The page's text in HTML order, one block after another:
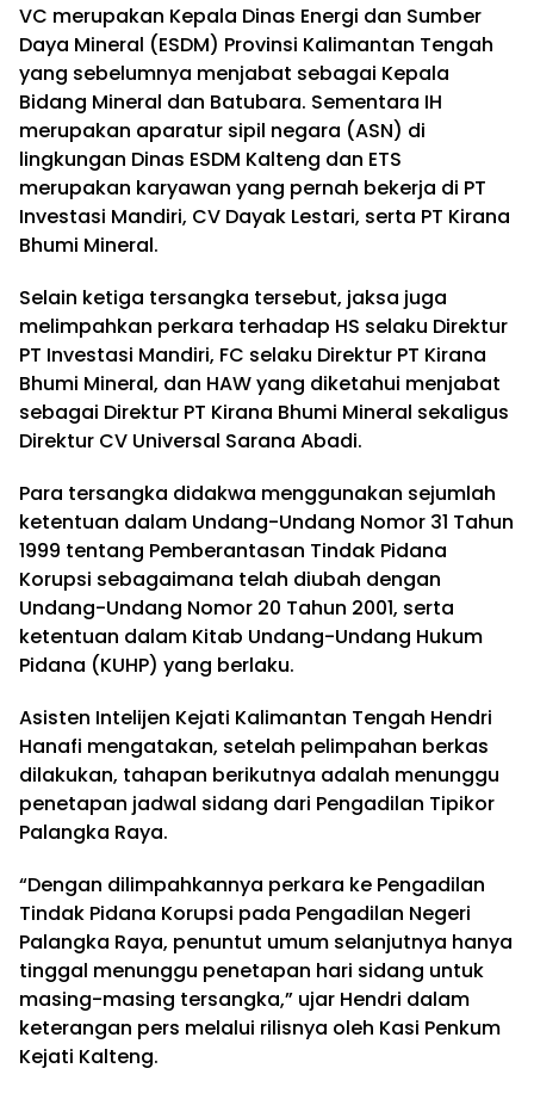
VC merupakan Kepala Dinas Energi dan Sumber
Daya Mineral (ESDM) Provinsi Kalimantan Tengah
yang sebelumnya menjabat sebagai Kepala
Bidang Mineral dan Batubara. Sementara IH
merupakan aparatur sipil negara (ASN) di
lingkungan Dinas ESDM Kalteng dan ETS
merupakan karyawan yang pernah bekerja di PT
Investasi Mandiri, CV Dayak Lestari, serta PT Kirana
Bhumi Mineral.
Selain ketiga tersangka tersebut, jaksa juga
melimpahkan perkara terhadap HS selaku Direktur
PT Investasi Mandiri, FC selaku Direktur PT Kirana
Bhumi Mineral, dan HAW yang diketahui menjabat
sebagai Direktur PT Kirana Bhumi Mineral sekaligus
Direktur CV Universal Sarana Abadi.
Para tersangka didakwa menggunakan sejumlah
ketentuan dalam Undang-Undang Nomor 31 Tahun
1999 tentang Pemberantasan Tindak Pidana
Korupsi sebagaimana telah diubah dengan
Undang-Undang Nomor 20 Tahun 2001, serta
ketentuan dalam Kitab Undang-Undang Hukum
Pidana (KUHP) yang berlaku.
Asisten Intelijen Kejati Kalimantan Tengah Hendri
Hanafi mengatakan, setelah pelimpahan berkas
dilakukan, tahapan berikutnya adalah menunggu
penetapan jadwal sidang dari Pengadilan Tipikor
Palangka Raya.
“Dengan dilimpahkannya perkara ke Pengadilan
Tindak Pidana Korupsi pada Pengadilan Negeri
Palangka Raya, penuntut umum selanjutnya hanya
tinggal menunggu penetapan hari sidang untuk
masing-masing tersangka,” ujar Hendri dalam
keterangan pers melalui rilisnya oleh Kasi Penkum
Kejati Kalteng.